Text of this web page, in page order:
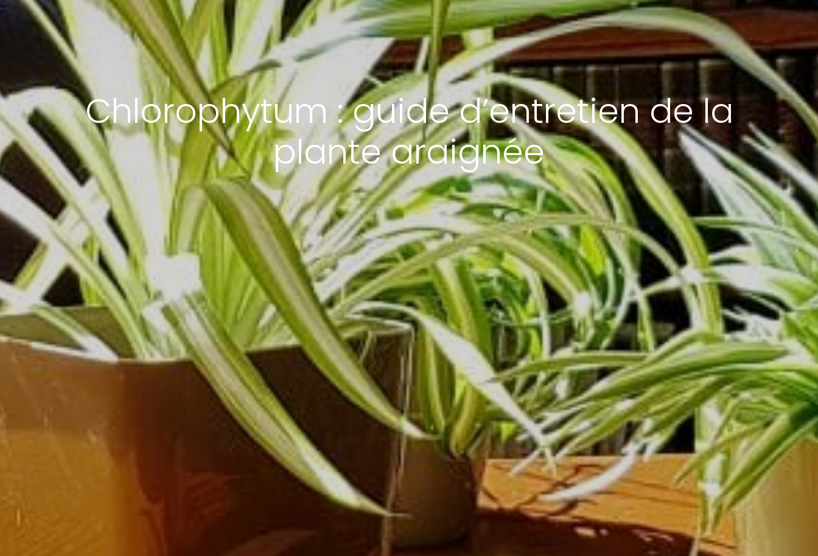
Chlorophytum : guide d’entretien de la
plante araignée